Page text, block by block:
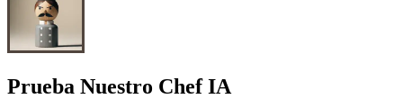
Prueba Nuestro Chef IA